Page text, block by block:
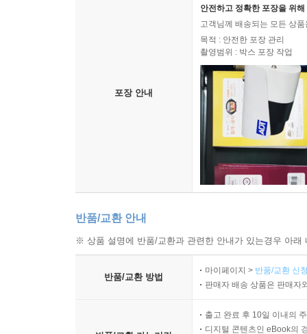
포장 안내
안전하고 정확한 포장을 위
고객님께 배송되는 모든 상
목적 : 안전한 포장 관리
촬영범위 : 박스 포장 작업
반품/교환 안내
※ 상품 설명에 반품/교환과 관련한 안내가 있는경우 아
반품/교환 방법
마이페이지 > 반품/교환 신
판매자 배송 상품은 판매자
출고 완료 후 10일 이내의
디지털 콘텐츠인 eBook의